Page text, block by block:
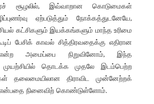
சூழலில், இவ்வாறான கொடுமைகள்
ஏற்படுத்தும் நோக்கத்துடனேயே,
கட்சிகளும் இயக்கங்களும் மாந்த உரிமை
பேசிக் காவல் சித்திரவதைக்கு எதிரான
என்ற அமைப்பை நிறுவினோம், இந்த
தொடக்க முதலே இடம்பெற்ற
தலைமையிலான திராவிட முன்னேற்றக்
நினைவிற் கொண்டுள்ளோம்.